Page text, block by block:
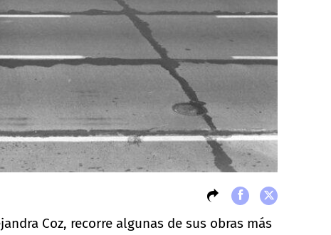
Coz, recorre algunas de sus obras más